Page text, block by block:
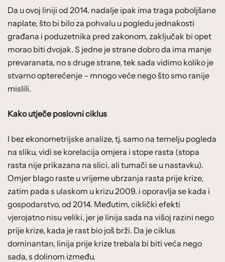
Da u ovoj liniji od 2014. nadalje ipak ima traga poboljšane
naplate, što bi bilo za pohvalu u pogledu jednakosti
građana i poduzetnika pred zakonom, zaključak bi opet
morao biti dvojak. S jedne je strane dobro da ima manje
prevaranata, no s druge strane, tek sada vidimo koliko je
stvarno opterećenje – mnogo veće nego što smo ranije
mislili.
Kako utječe poslovni ciklus
I bez ekonometrijske analize, tj. samo na temelju pogleda
na sliku, vidi se korelacija omjera i stope rasta (stopa
rasta nije prikazana na slici, ali tumači se u nastavku).
Omjer blago raste u vrijeme ubrzanja rasta prije krize,
zatim pada s ulaskom u krizu 2009. i oporavlja se kada i
gospodarstvo, od 2014. Međutim, ciklički efekti
vjerojatno nisu veliki, jer je linija sada na višoj razini nego
prije krize, kada je rast bio još brži. Da je ciklus
dominantan, linija prije krize trebala bi biti veća nego
sada, s dolinom između.